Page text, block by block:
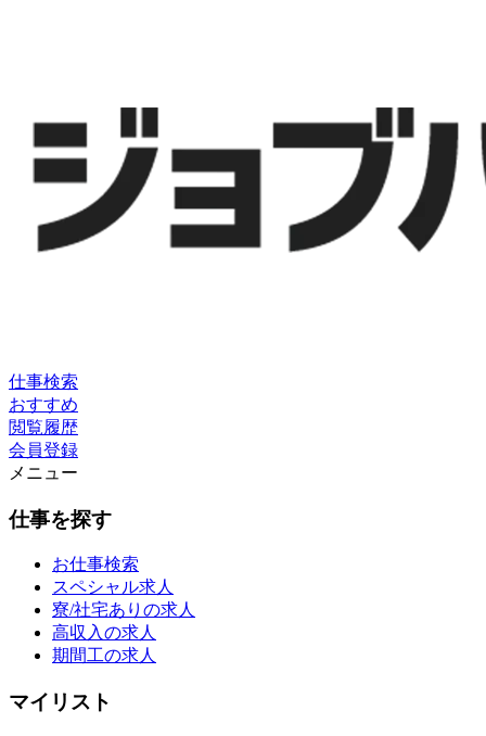
仕事検索
おすすめ
閲覧履歴
会員登録
メニュー
仕事を探す
お仕事検索
スペシャル求人
寮/社宅ありの求人
高収入の求人
期間工の求人
マイリスト